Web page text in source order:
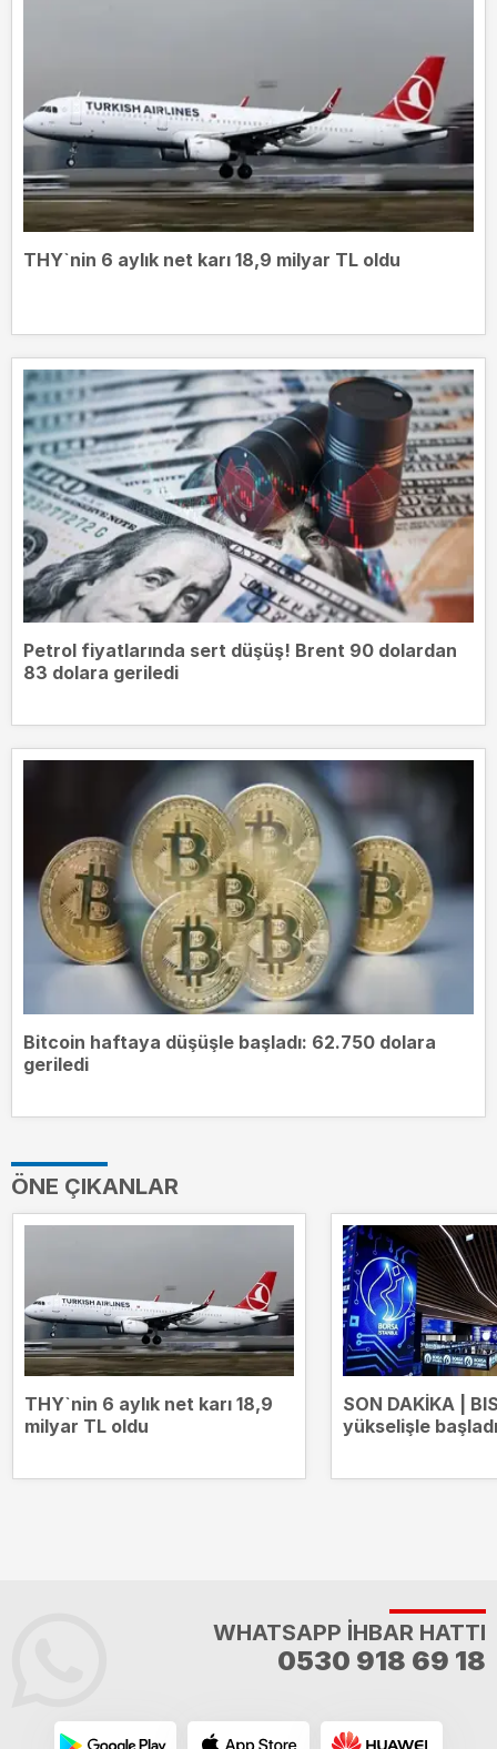
THY`nin 6 aylık net karı 18,9 milyar TL oldu
Petrol fiyatlarında sert düşüş! Brent 90 dolardan
83 dolara geriledi
Bitcoin haftaya düşüşle başladı: 62.750 dolara
geriledi
ÖNE ÇIKANLAR
THY`nin 6 aylık net karı 18,9
milyar TL oldu
SON DAKİKA |
yükselişle
WHATSAPP İHBAR HATTI
0530 918 69 18